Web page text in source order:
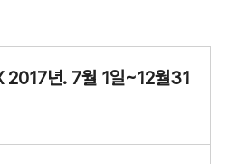
2017년. 7월 1일~12월31